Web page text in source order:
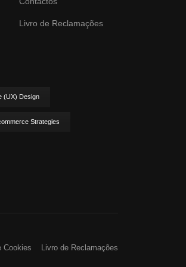
Livro de Reclamações
(UX) Design
Strategies
Cookies Livro de Reclamações